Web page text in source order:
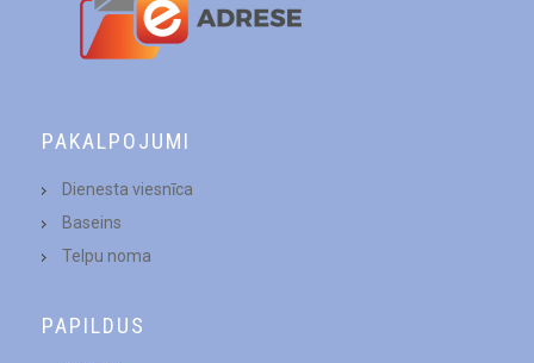
PAKALPOJUMI
Dienesta viesnīca
Baseins
Telpu noma
PAPILDUS